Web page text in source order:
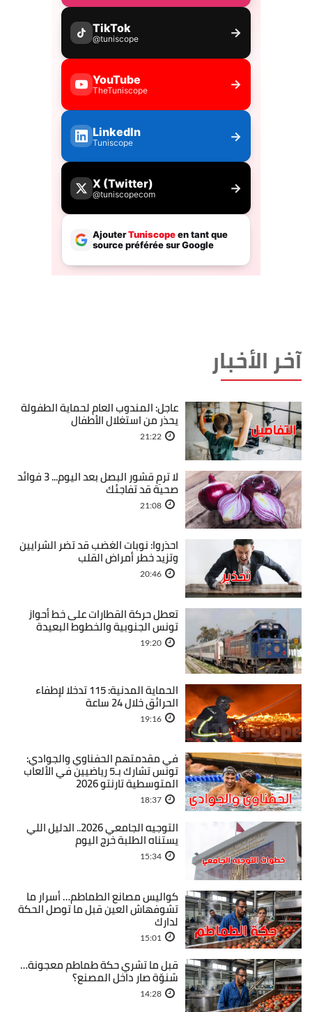
آخر الأخبار
عاجل: المندوب العام لحماية الطفولة
يحذر من استغلال الأطفال
21:22
لا ترمِ قشور البصل بعد اليوم... 3 فوائد
صحية قد تفاجئك
21:08
احذروا: نوبات الغضب قد تضر الشرايين
وتزيد خطر أمراض القلب
20:46
تعطل حركة القطارات على خط أحواز
تونس الجنوبية والخطوط البعيدة
19:20
الحماية المدنية: 115 تدخلا لإطفاء
الحرائق خلال 24 ساعة
19:16
في مقدمتهم الحفناوي والجوادي:
تونس تشارك بـ5 رياضيين في الألعاب
المتوسطية تارنتو 2026
18:37
التوجيه الجامعي 2026.. الدليل اللي
يستناه الطلبة خرج اليوم
15:34
كواليس مصانع الطماطم… أسرار ما
تشوفهاش العين قبل ما توصل الحكة
لدارك
15:01
قبل ما تشري حكة طماطم معجونة…
شنوّة صار داخل المصنع؟
14:28